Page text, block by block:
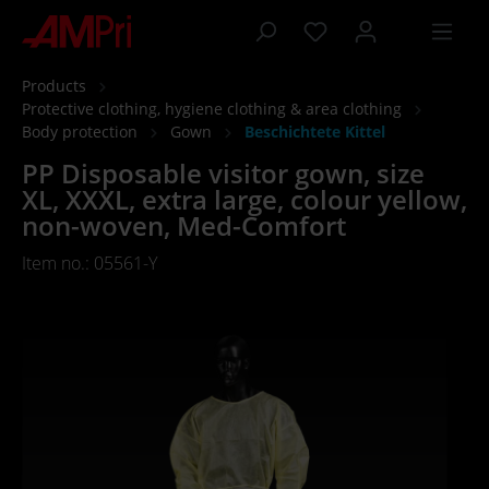
content
Products
Protective clothing, hygiene clothing & area clothing
Body protection
Gown Beschichtete Kittel
PP Disposable visitor gown, size
XL, XXXL, extra large, colour yellow,
non-woven, Med-Comfort
Item no.: 05561-Y